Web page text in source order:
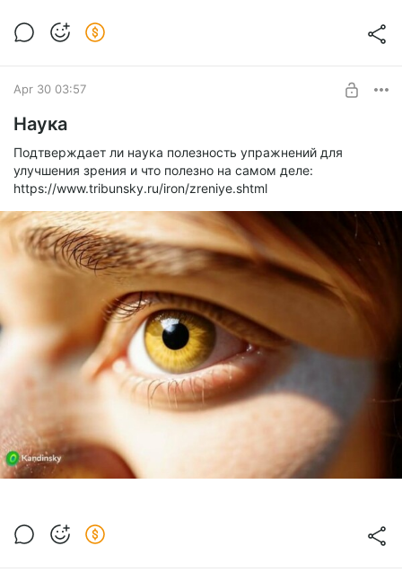
Apr 30 03:57
Наука
Подтверждает ли наука полезность упражнений для
улучшения зрения и что полезно на самом деле:
https://www.tribunsky.ru/iron/zreniye.shtml